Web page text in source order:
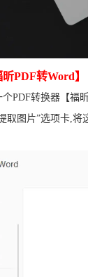
昕PDF转Word】
PDF转换器【福
取图片”选项卡,